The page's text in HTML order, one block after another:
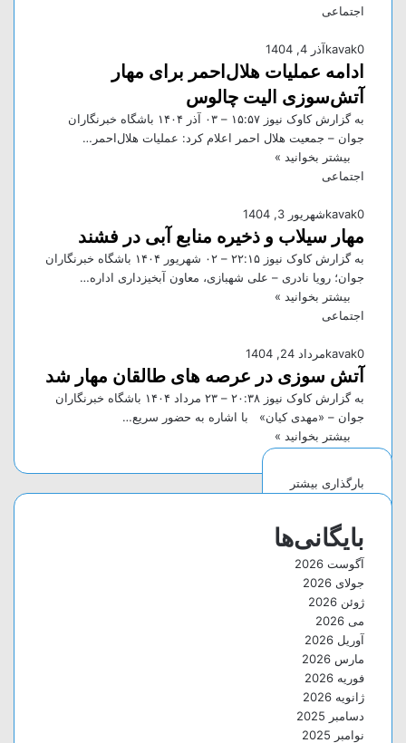
اجتماعی
kavakآذر 4, 1404 0
ادامه عملیات هلال‌احمر برای مهار
آتش‌سوزی الیت چالوس
به گزارش کاوک نیوز ۱۵:۵۷ – ۰۳ آذر ۱۴۰۴ باشگاه خبرنگاران
جوان – جمعیت هلال احمر اعلام کرد: عملیات هلال‌احمر…
بیشتر بخوانید »
اجتماعی
kavakشهریور 3, 1404 0
مهار سیلاب و ذخیره منابع آبی در فشند
به گزارش کاوک نیوز ۲۲:۱۵ – ۰۲ شهريور ۱۴۰۴ باشگاه خبرنگاران
جوان؛ رویا نادری – علی شهبازی، معاون آبخیزداری اداره…
بیشتر بخوانید »
اجتماعی
kavakمرداد 24, 1404 0
آتش‌ سوزی در عرصه های طالقان مهار شد
به گزارش کاوک نیوز ۲۰:۳۸ – ۲۳ مرداد ۱۴۰۴ باشگاه خبرنگاران
جوان – «مهدی کیان» با اشاره به حضور سریع…
بیشتر بخوانید »
بارگذاری بیشتر
بایگانی‌ها
آگوست 2026
جولای 2026
ژوئن 2026
می 2026
آوریل 2026
مارس 2026
فوریه 2026
ژانویه 2026
دسامبر 2025
نوامبر 2025